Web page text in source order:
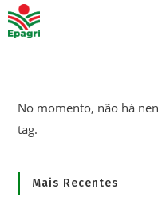
No momento, não há
tag.
Mais Recentes